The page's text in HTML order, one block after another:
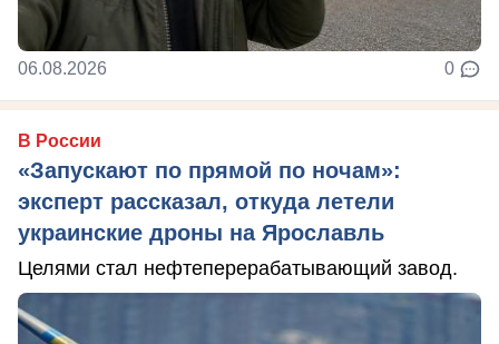
06.08.2026 0
В России
«Запускают по прямой по ночам»:
эксперт рассказал, откуда летели
украинские дроны на Ярославль
Целями стал нефтеперерабатывающий завод.